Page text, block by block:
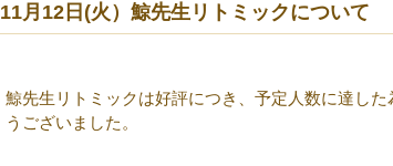
11月12日(火）鯨先生リトミックについて
鯨先生リトミックは好評につき、予定人数に達し
うございました。